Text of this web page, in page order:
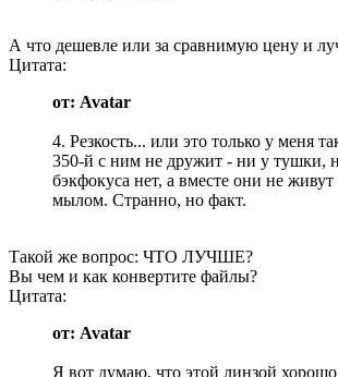
А что дешевле или за сравнимую цену и
Цитата:
от: Avatar
4. Резкость... или это только у меня
350-й с ним не дружит - ни у тушки,
бэкфокуса нет, а вместе они не
мылом. Странно, но факт.
Такой же вопрос: ЧТО ЛУЧШЕ?
Вы чем и как конвертите файлы?
Цитата:
от: Avatar
Я вот думаю, что этой линзой хорошо